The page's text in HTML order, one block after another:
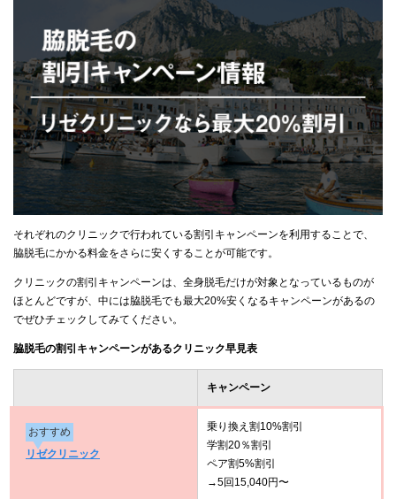
それぞれのクリニックで行われている割引キャンペーンを利用することで、
脇脱毛にかかる料金をさらに安くすることが可能です。
クリニックの割引キャンペーンは、全身脱毛だけが対象となっているものが
ほとんどですが、中には脇脱毛でも最大20%安くなるキャンペーンがあるの
でぜひチェックしてみてください。
脇脱毛の割引キャンペーンがあるクリニック早見表
キャンペーン
おすすめ
リゼクリニック
乗り換え割10%割引
学割20％割引
ペア割5%割引
→5回15,040円〜